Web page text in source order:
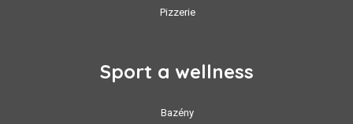
Pizzerie
Sport a wellness
Bazény